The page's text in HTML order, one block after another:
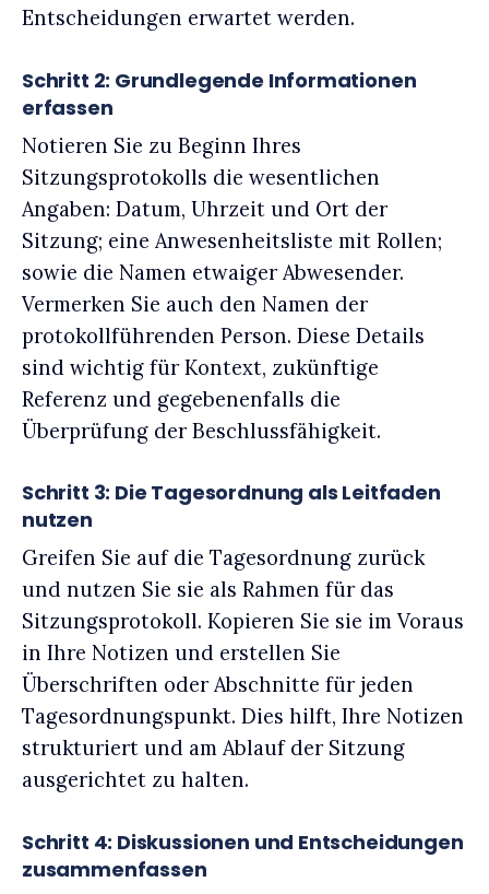
Entscheidungen erwartet werden.
Schritt 2: Grundlegende Informationen
erfassen
Notieren Sie zu Beginn Ihres
Sitzungsprotokolls die wesentlichen
Angaben: Datum, Uhrzeit und Ort der
Sitzung; eine Anwesenheitsliste mit Rollen;
sowie die Namen etwaiger Abwesender.
Vermerken Sie auch den Namen der
protokollführenden Person. Diese Details
sind wichtig für Kontext, zukünftige
Referenz und gegebenenfalls die
Überprüfung der Beschlussfähigkeit.
Schritt 3: Die Tagesordnung als Leitfaden
nutzen
Greifen Sie auf die Tagesordnung zurück
und nutzen Sie sie als Rahmen für das
Sitzungsprotokoll. Kopieren Sie sie im Voraus
in Ihre Notizen und erstellen Sie
Überschriften oder Abschnitte für jeden
Tagesordnungspunkt. Dies hilft, Ihre Notizen
strukturiert und am Ablauf der Sitzung
ausgerichtet zu halten.
Schritt 4: Diskussionen und Entscheidungen
zusammenfassen